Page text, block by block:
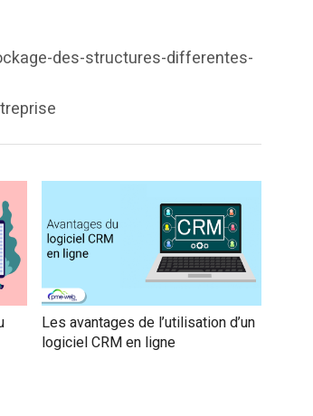
des-structures-differentes-
Les avantages de l’utilisation d’un
logiciel CRM en ligne